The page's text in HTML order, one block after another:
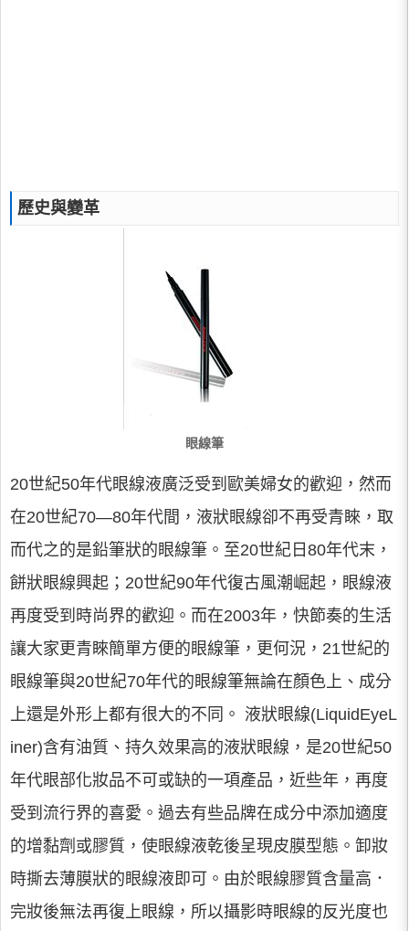
歷史與變革
眼線筆
20世紀50年代眼線液廣泛受到歐美婦女的歡迎，然而
在20世紀70—80年代間，液狀眼線卻不再受青睞，取
而代之的是鉛筆狀的眼線筆。至20世紀日80年代末，
餅狀眼線興起；20世紀90年代復古風潮崛起，眼線液
再度受到時尚界的歡迎。而在2003年，快節奏的生活
讓大家更青睞簡單方便的眼線筆，更何況，21世紀的
眼線筆與20世紀70年代的眼線筆無論在顏色上、成分
上還是外形上都有很大的不同。 液狀眼線(LiquidEyeL
iner)含有油質、持久效果高的液狀眼線，是20世紀50
年代眼部化妝品不可或缺的一項產品，近些年，再度
受到流行界的喜愛。過去有些品牌在成分中添加適度
的增黏劑或膠質，使眼線液乾後呈現皮膜型態。卸妝
時撕去薄膜狀的眼線液即可。由於眼線膠質含量高．
完妝後無法再復上眼線，所以攝影時眼線的反光度也